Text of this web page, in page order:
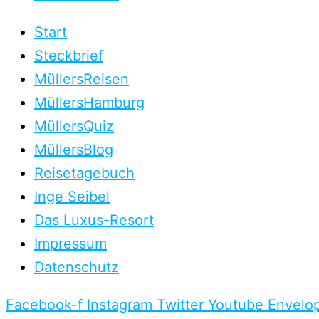
Start
Steckbrief
MüllersReisen
MüllersHamburg
MüllersQuiz
MüllersBlog
Reisetagebuch
Inge Seibel
Das Luxus-Resort
Impressum
Datenschutz
Facebook-f Instagram Twitter Youtube